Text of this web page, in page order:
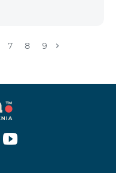
7 8 9